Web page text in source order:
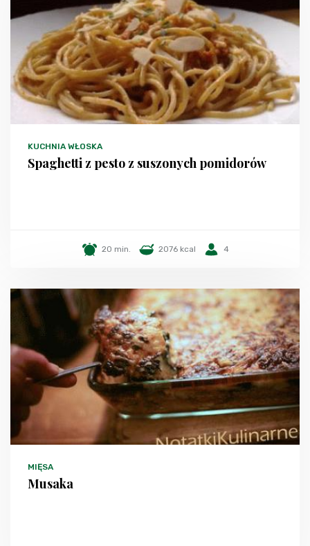
KUCHNIA WŁOSKA
Spaghetti z pesto z suszonych pomidorów
20 min. 2076 kcal 4
MIĘSA
Musaka